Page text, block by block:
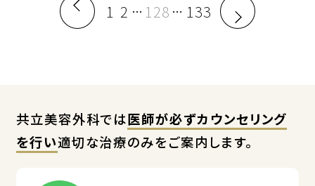
1 2 … 128 … 133
共立美容外科では医師が必ずカウンセリング
を行い適切な治療のみをご案内します。